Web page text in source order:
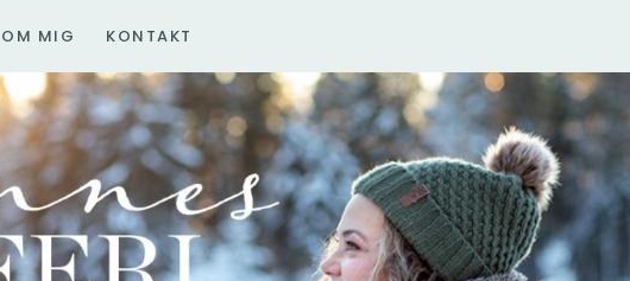
OM MIG KONTAKT